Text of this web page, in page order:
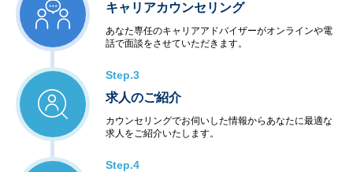
キャリアカウンセリング
あなた専任のキャリアアドバイザーがオンラインや電
話で面談をさせていただきます。
Step.3
求人のご紹介
カウンセリングでお伺いした情報からあなたに最適な
求人をご紹介いたします。
Step.4